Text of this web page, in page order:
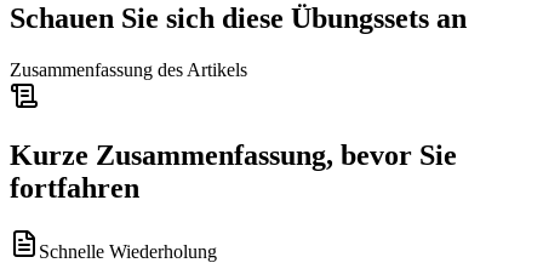
Schauen Sie sich diese Übungssets an
Zusammenfassung des Artikels
Kurze Zusammenfassung, bevor Sie
fortfahren
Schnelle Wiederholung